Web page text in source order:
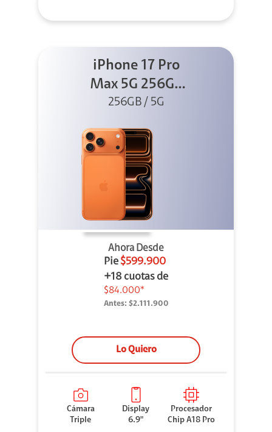
iPhone 17 Pro
Max 5G 256GB
Cosmic Orange
256GB / 5G
Ahora Desde
Pie $599.900
+18 cuotas de
$84.000*
Antes: $2.111.900
Lo Quiero
Cámara
Triple
Display
6.9"
Procesador
Chip A18 Pro